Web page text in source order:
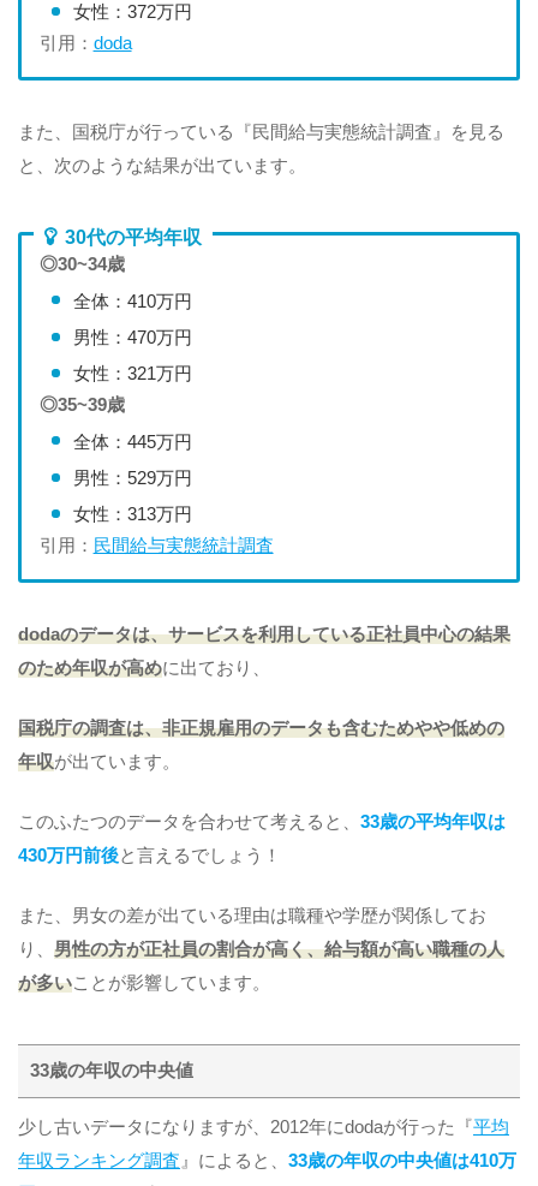
女性：372万円
引用： doda
また、国税庁が行っている『民間給与実態統計調査』を見る
と、次のような結果が出ています。
30代の平均年収
◎30~34歳
全体：410万円
男性：470万円
女性：321万円
◎35~39歳
全体：445万円
男性：529万円
女性：313万円
引用： 民間給与実態統計調査
dodaのデータは、サービスを利用している正社員中心の結果
のため年収が高めに出ており、
国税庁の調査は、非正規雇用のデータも含むためやや低めの
年収が出ています。
このふたつのデータを合わせて考えると、 33歳の平均年収は
430万円前後と言えるでしょう！
また、男女の差が出ている理由は職種や学歴が関係してお
り、 男性の方が正社員の割合が高く、給与額が高い職種の人
が多いことが影響しています。
33歳の年収の中央値
少し古いデータになりますが、2012年にdodaが行った『平均
年収ランキング調査』によると、 33歳の年収の中央値は410万